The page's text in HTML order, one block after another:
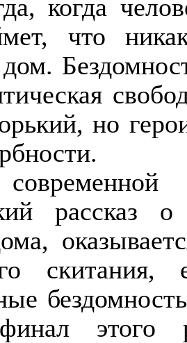
когда
что
но
скитания,
этого